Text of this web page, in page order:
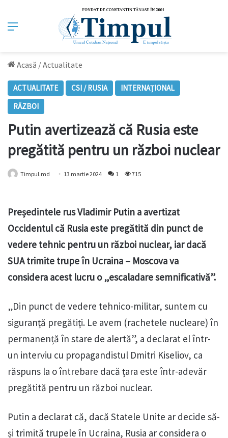
Meniu
Acasă /Actualitate
ACTUALITATE CSI / RUSIA
INTERNAȚIONAL
RĂZBOI
Putin avertizează că Rusia este
pregătită pentru un război nuclear
Timpul.md 13 martie 2024 1 715
Președintele rus Vladimir Putin a avertizat
Occidentul că Rusia este pregătită din punct de
vedere tehnic pentru un război nuclear, iar dacă
SUA trimite trupe în Ucraina – Moscova va
considera acest lucru o „escaladare semnificativă”.
„Din punct de vedere tehnico-militar, suntem cu
siguranță pregătiți. Le avem (rachetele nucleare) în
permanență în stare de alertă”, a declarat el într-
un interviu cu propagandistul Dmitri Kiseliov, ca
răspuns la o întrebare dacă țara este într-adevăr
pregătită pentru un război nuclear.
Putin a declarat că, dacă Statele Unite ar decide să-
și trimită trupele în Ucraina, Rusia ar considera o